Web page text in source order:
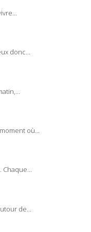
donc...
où...
Chaque...
de...